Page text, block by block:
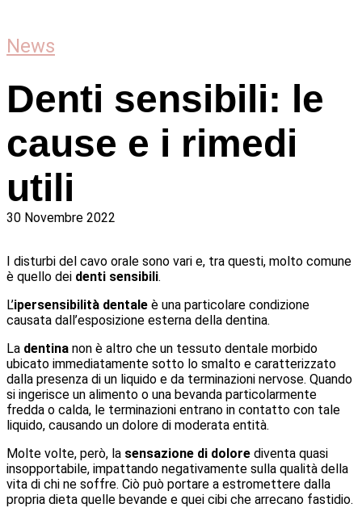
News
Denti sensibili: le
cause e i rimedi
utili
30 Novembre 2022
I disturbi del cavo orale sono vari e, tra questi, molto comune
è quello dei denti sensibili.
L’ipersensibilità dentale è una particolare condizione
causata dall’esposizione esterna della dentina.
La dentina non è altro che un tessuto dentale morbido
ubicato immediatamente sotto lo smalto e caratterizzato
dalla presenza di un liquido e da terminazioni nervose. Quando
si ingerisce un alimento o una bevanda particolarmente
fredda o calda, le terminazioni entrano in contatto con tale
liquido, causando un dolore di moderata entità.
Molte volte, però, la sensazione di dolore diventa quasi
insopportabile, impattando negativamente sulla qualità della
vita di chi ne soffre. Ciò può portare a estromettere dalla
propria dieta quelle bevande e quei cibi che arrecano fastidio.